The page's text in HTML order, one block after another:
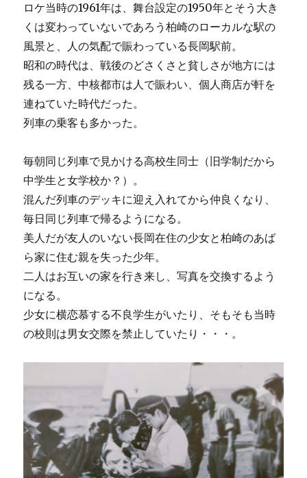
ロケ当時の1961年は、舞台設定の1950年とそう大き
くは変わっていないであろう柏崎のローカルな駅の
風景と、人の気配で賑わっている長岡駅前。
昭和の時代は、戦後のどさくさと貧しさが地方には
残る一方、中核都市は人で賑わい、個人商店が軒を
連ねていた時代だった。
列車の乗客も多かった。
毎朝同じ列車で見かける高校生同士（旧学制だから
中学生と女学校か？）。
混んだ列車のデッキに迎え入れてから仲良くなり、
毎日同じ列車で帰るようになる。
美人だが友人のいない長岡在住の少女と柏崎のあば
ら家に住む親を失った少年。
二人はお互いの家を行き来し、写真を交換するよう
になる。
少女に横恋慕する不良学生がいたり、そもそも当時
の校則は男女交際を禁止していたり・・・。